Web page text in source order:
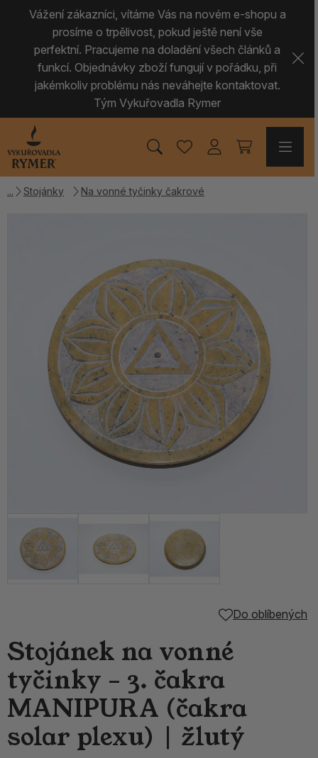
Vážení zákazníci, vítáme Vás na novém e-shopu a
prosíme o trpělivost, pokud ještě není vše
perfektní. Pracujeme na doladění všech článků a
funkcí. Objednávky zboží fungují v pořádku, při
jakémkoliv problému nás neváhejte kontaktovat.
Tým Vykuřovadla Rymer
Stojánky Na vonné tyčinky čakrové
Do oblíbených
Stojánek na vonné
tyčinky – 3. čakra
MANIPURA (čakra
solar plexu) | žlutý